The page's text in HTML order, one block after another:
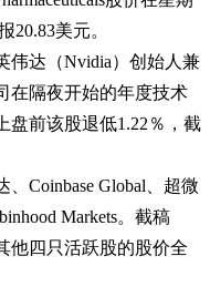
20.83美元。
伟达（Nvidia）创始人兼
在隔夜开始的年度技术
盘前该股退低1.22％，截
Coinbase Global、超微
Markets。截稿
他四只活跃股的股价全